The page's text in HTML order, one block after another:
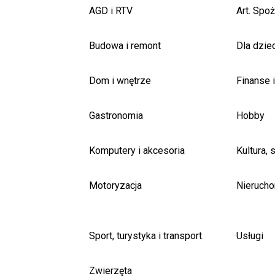
AGD i RTV Art.
Budowa i remont Dla
Dom i wnętrze Finanse
Gastronomia Hobby
Komputery i akcesoria Kultura,
Motoryzacja
Sport, turystyka i transport Usługi
Zwierzęta